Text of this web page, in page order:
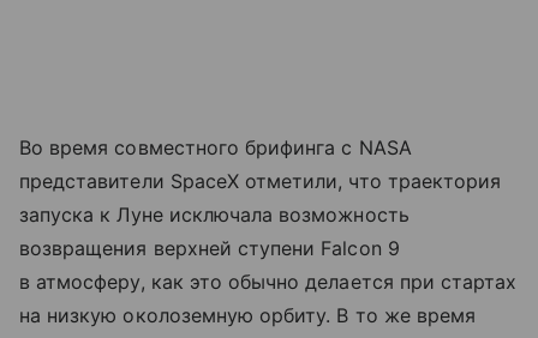
Во время совместного брифинга с NASA
представители SpaceX отметили, что траектория
запуска к Луне исключала возможность
возвращения верхней ступени Falcon 9
в атмосферу, как это обычно делается при стартах
на низкую околоземную орбиту. В то же время